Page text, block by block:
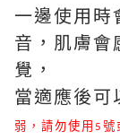
一邊使用時
音，肌膚會
覺，
當適應後可
弱，請勿使用5號